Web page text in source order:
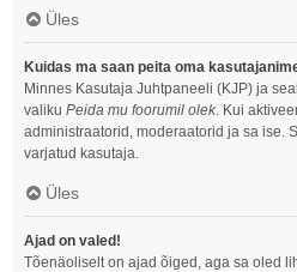
Üles
Kuidas ma saan peita oma
Minnes Kasutaja Juhtpaneeli (KJP) ja
valiku Peida mu foorumil olek. Kui
administraatorid, moderaatorid ja sa ise.
varjatud kasutaja.
Üles
Ajad on valed!
Tõenäoliselt on ajad õiged, aga sa oled